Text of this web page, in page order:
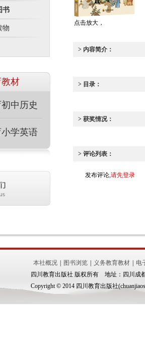
书
物
教材
中历史
学英语
点击放大，
> 内容简介：
> 目录：
> 获奖情况：
> 评论列表：
发布评论,请先登录
本社概况 图书浏览 义务教育教材
电
四川教育出版社 版权所有 地址：四川成
Copyright © 2014 四川教育出版社